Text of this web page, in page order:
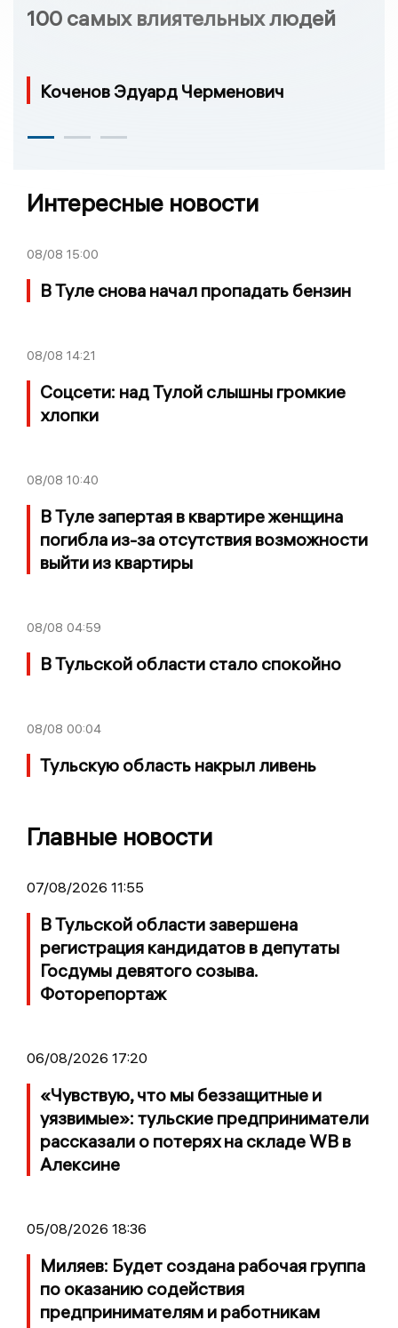
100 самых влиятельных людей
Коченов Эдуард Черменович
Интересные новости
08/08 15:00
В Туле снова начал пропадать бензин
08/08 14:21
Соцсети: над Тулой слышны громкие
хлопки
08/08 10:40
В Туле запертая в квартире женщина
погибла из-за отсутствия возможности
выйти из квартиры
08/08 04:59
В Тульской области стало спокойно
08/08 00:04
Тульскую область накрыл ливень
Главные новости
07/08/2026 11:55
В Тульской области завершена
регистрация кандидатов в депутаты
Госдумы девятого созыва.
Фоторепортаж
06/08/2026 17:20
«Чувствую, что мы беззащитные и
уязвимые»: тульские предприниматели
рассказали о потерях на складе WB в
Алексине
05/08/2026 18:36
Миляев: Будет создана рабочая группа
по оказанию содействия
предпринимателям и работникам